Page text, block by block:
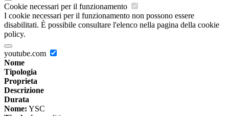
Cookie necessari per il funzionamento
I cookie necessari per il funzionamento non possono essere
disabilitati. È possibile consultare l'elenco nella pagina della cookie
policy.
youtube.com
Nome
Tipologia
Proprieta
Descrizione
Durata
Nome: YSC